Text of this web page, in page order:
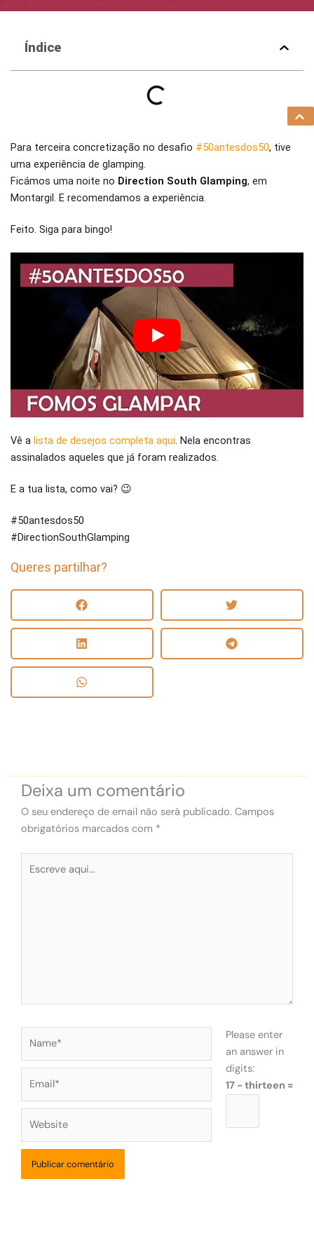
Índice
Para terceira concretização no desafio #50antesdos50, tive
uma experiência de glamping.
Ficámos uma noite no Direction South Glamping, em
Montargil. E recomendamos a experiência.
Feito. Siga para bingo!
Vê a lista de desejos completa aqui. Nela encontras
assinalados aqueles que já foram realizados.
E a tua lista, como vai? 😉
#50antesdos50
#DirectionSouthGlamping
Queres partilhar?
Deixa um comentário
O seu endereço de email não será publicado. Campos
obrigatórios marcados com *
Please enter
an answer in
digits:
17 − thirteen =